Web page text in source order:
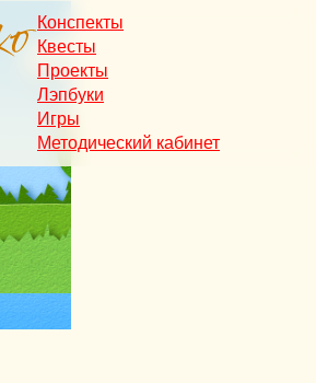
Конспекты
Квесты
Проекты
Лэпбуки
Игры
Методический кабинет